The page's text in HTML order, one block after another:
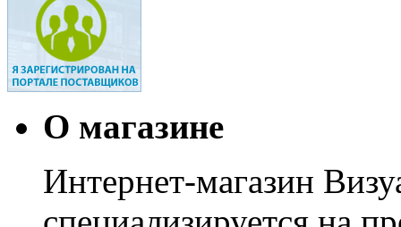
О магазине
Интернет-магазин